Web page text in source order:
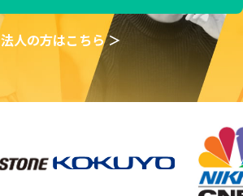
法人の方はこちら ＞